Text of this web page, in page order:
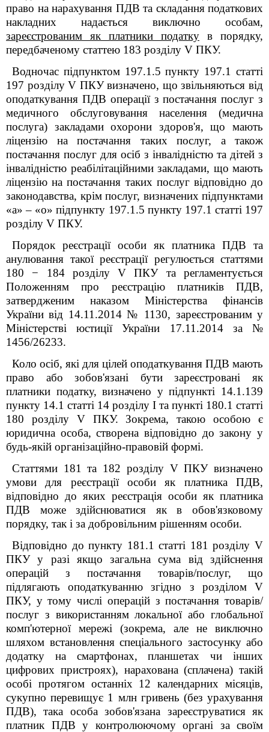
право на нарахування ПДВ та складання податкових
накладних надається виключно особам,
зареєстрованим як платники податку в порядку,
передбаченому статтею 183 розділу V ПКУ.
Водночас підпунктом 197.1.5 пункту 197.1 статті
197 розділу V ПКУ визначено, що звільняються від
оподаткування ПДВ операції з постачання послуг з
медичного обслуговування населення (медична
послуга) закладами охорони здоров'я, що мають
ліцензію на постачання таких послуг, а також
постачання послуг для осіб з інвалідністю та дітей з
інвалідністю реабілітаційними закладами, що мають
ліцензію на постачання таких послуг відповідно до
законодавства, крім послуг, визначених підпунктами
«а» – «о» підпункту 197.1.5 пункту 197.1 статті 197
розділу V ПКУ.
Порядок реєстрації особи як платника ПДВ та
анулювання такої реєстрації регулюється статтями
180 − 184 розділуV ПКУ та регламентується
Положенням про реєстрацію платників ПДВ,
затвердженим наказом Міністерства фінансів
України від 14.11.2014 № 1130, зареєстрованим у
Міністерстві юстиції України 17.11.2014 за №
1456/26233.
Коло осіб, які для цілей оподаткування ПДВ мають
право або зобов'язані бути зареєстровані як
платники податку, визначено у підпункті 14.1.139
пункту 14.1 статті 14 розділу І та пункті 180.1 статті
180 розділу V ПКУ. Зокрема, такою особою є
юридична особа, створена відповідно до закону у
будь-якій організаційно-правовій формі.
Статтями 181 та 182 розділу V ПКУ визначено
умови для реєстрації особи як платника ПДВ,
відповідно до яких реєстрація особи як платника
ПДВ може здійснюватися як в обов'язковому
порядку, так і за добровільним рішенням особи.
Відповідно до пункту 181.1 статті 181 розділу V
ПКУ у разі якщо загальна сума від здійснення
операцій з постачання товарів/послуг, що
підлягають оподаткуванню згідно з розділом V
ПКУ, у тому числі операцій з постачання товарів/
послуг з використанням локальної або глобальної
комп'ютерної мережі (зокрема, але не виключно
шляхом встановлення спеціального застосунку або
додатку на смартфонах, планшетах чи інших
цифрових пристроях), нарахована (сплачена) такій
особі протягом останніх 12 календарних місяців,
сукупно перевищує 1 млн гривень (без урахування
ПДВ), така особа зобов'язана зареєструватися як
платник ПДВ у контролюючому органі за своїм